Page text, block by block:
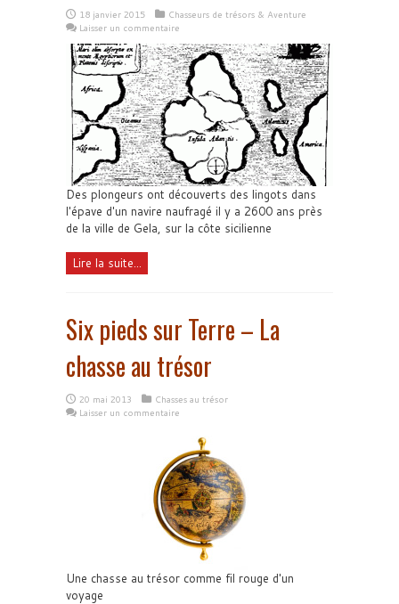
18 janvier 2015
Chasseurs de trésors & Aventure
Laisser un commentaire
Des plongeurs ont découverts des lingots dans
l'épave d'un navire naufragé il y a 2600 ans près
de la ville de Gela, sur la côte sicilienne
Lire la suite...
Six pieds sur Terre – La
chasse au trésor
20 mai 2013
Chasses au trésor
Laisser un commentaire
Une chasse au trésor comme fil rouge d'un
voyage